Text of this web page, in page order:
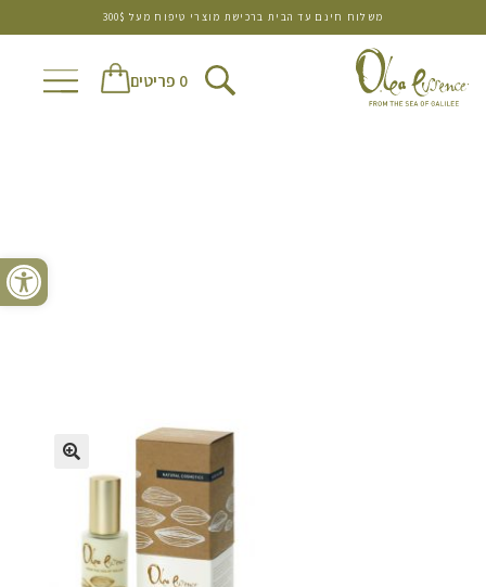
פתח סרגל נגישות
משלוח חינם עד הבית ברכישת מוצרי טיפוח מעל 300$
0 פריטים